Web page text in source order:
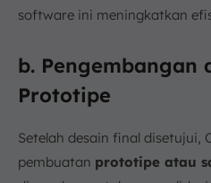
software ini meningkatkan
b. Pengembangan
Prototipe
Setelah desain final disetujui,
pembuatan prototipe atau